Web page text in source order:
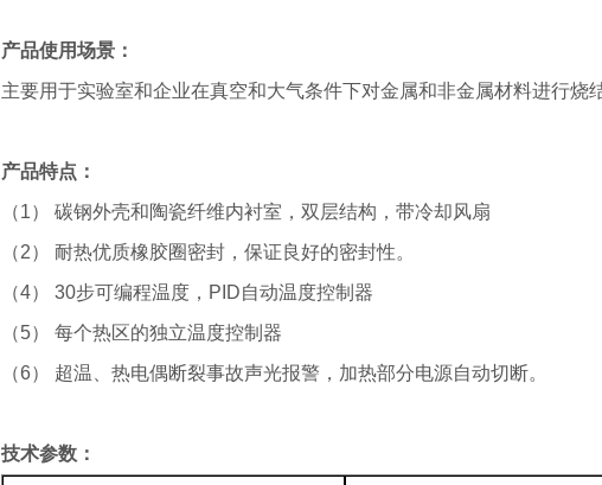
产品使用场景：
主要用于实验室和企业在真空和大气条件下对金属和非金属材料进行烧
产品特点：
（1） 碳钢外壳和陶瓷纤维内衬室，双层结构，带冷却风扇
（2） 耐热优质橡胶圈密封，保证良好的密封性。
（4） 30步可编程温度，PID自动温度控制器
（5） 每个热区的独立温度控制器
（6） 超温、热电偶断裂事故声光报警，加热部分电源自动切断。
技术参数：